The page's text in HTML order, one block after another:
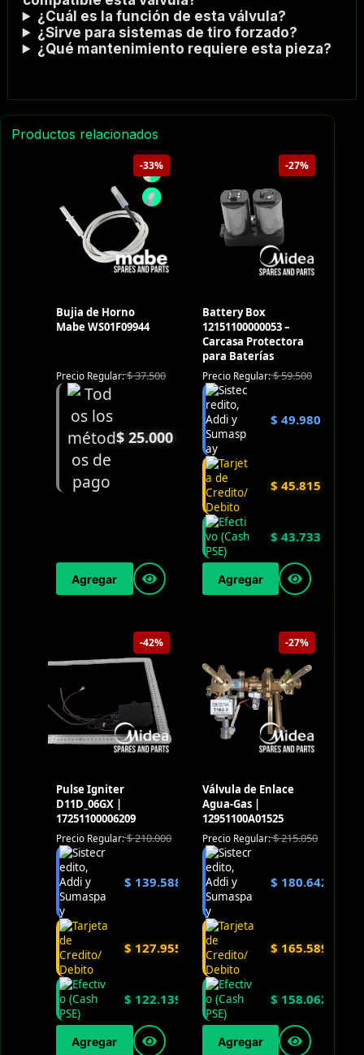
¿Cuál es la función de esta válvula?
¿Sirve para sistemas de tiro forzado?
¿Qué mantenimiento requiere esta pieza?
Productos relacionados
-33%
Bujia de Horno
Mabe WS01F09944
Precio Regular:$37.500
$25.000
Agregar
-27%
Battery Box
12151100000053 –
Carcasa Protectora
para Baterías
Precio Regular:$59.500
$ 49.980
$ 45.815
$ 43.733
Agregar
-42%
Pulse Igniter
D11D_06GX |
17251100006209
Precio Regular:$210.000
$ 139.588
$ 127.955
$ 122.139
Agregar
-27%
Válvula de Enlace
Agua-Gas |
12951100A01525
Precio Regular:$215.050
$ 180.642
$ 165.589
$ 158.062
Agregar